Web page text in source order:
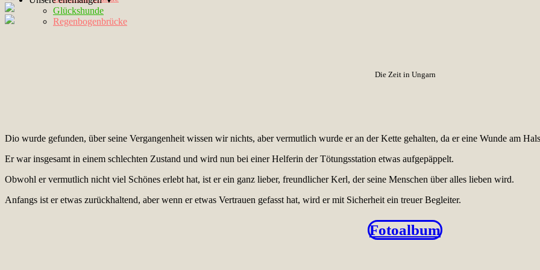
Glückshunde
Regenbogenbrücke
Die Zeit in Ungarn
Dio wurde gefunden, über seine Vergangenheit wissen wir nichts, aber vermutlich wurde er an der Kette gehalten, da er eine Wunde am
Er war insgesamt in einem schlechten Zustand und wird nun bei einer Helferin der Tötungsstation etwas aufgepäppelt.
Obwohl er vermutlich nicht viel Schönes erlebt hat, ist er ein ganz lieber, freundlicher Kerl, der seine Menschen über alles lieben wird.
Anfangs ist er etwas zurückhaltend, aber wenn er etwas Vertrauen gefasst hat, wird er mit Sicherheit ein treuer Begleiter.
Fotoalbum